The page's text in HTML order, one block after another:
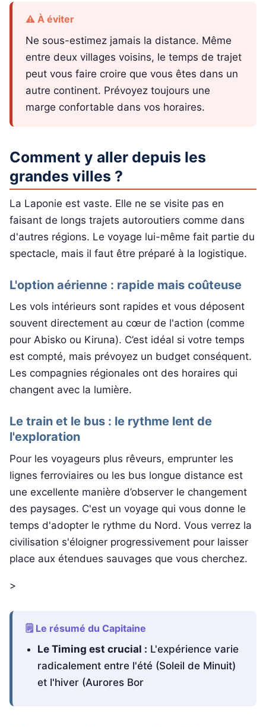
⚠️ À éviter
Ne sous-estimez jamais la distance. Même
entre deux villages voisins, le temps de trajet
peut vous faire croire que vous êtes dans un
autre continent. Prévoyez toujours une
marge confortable dans vos horaires.
Comment y aller depuis les
grandes villes ?
La Laponie est vaste. Elle ne se visite pas en
faisant de longs trajets autoroutiers comme dans
d'autres régions. Le voyage lui-même fait partie du
spectacle, mais il faut être préparé à la logistique.
L'option aérienne : rapide mais coûteuse
Les vols intérieurs sont rapides et vous déposent
souvent directement au cœur de l'action (comme
pour Abisko ou Kiruna). C’est idéal si votre temps
est compté, mais prévoyez un budget conséquent.
Les compagnies régionales ont des horaires qui
changent avec la lumière.
Le train et le bus : le rythme lent de
l'exploration
Pour les voyageurs plus rêveurs, emprunter les
lignes ferroviaires ou les bus longue distance est
une excellente manière d’observer le changement
des paysages. C'est un voyage qui vous donne le
temps d'adopter le rythme du Nord. Vous verrez la
civilisation s'éloigner progressivement pour laisser
place aux étendues sauvages que vous cherchez.
>
🗒️ Le résumé du Capitaine
Le Timing est crucial : L'expérience varie
radicalement entre l'été (Soleil de Minuit)
et l'hiver (Aurores Bor